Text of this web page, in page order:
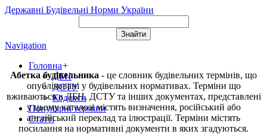
Державні Будівельні Норми України
Navigation
Головна+
ДБН
ДСТУ
Кодекси
Популярні терміни
Статті
Абетка будівельника - це словник будівельних термінів, що
опубліковані у будівельних нормативах. Терміни що
вживаються в ДБН, ДСТУ та інших документах, представлені
у цьому каталозі містять визначення, російський або
англійський переклад та ілюстрації. Терміни містять
посилання на нормативні документи в яких згадуються.